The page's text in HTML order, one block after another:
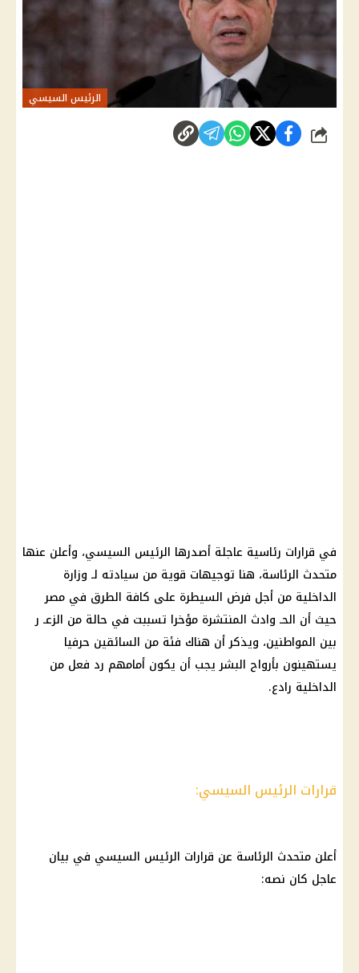
الرئيس السيسي
شارك
في قرارات رئاسية عاجلة أصدرها الرئيس السيسي، وأعلن عنها
متحدث الرئاسة، هنا توجيهات قوية من سيادته لـ وزارة
الداخلية من أجل فرض السيطرة على كافة الطرق في مصر
حيث أن الحـ وادث المنتشرة مؤخرا تسببت في حالة من الزعـ ر
بين المواطنين، ويذكر أن هناك فئة من السائقين حرفيا
يستهينون بأرواح البشر يجب أن يكون أمامهم رد فعل من
الداخلية رادع.
قرارات الرئيس السيسي:
أعلن متحدث الرئاسة عن قرارات الرئيس السيسي في بيان
عاجل كان نصه: